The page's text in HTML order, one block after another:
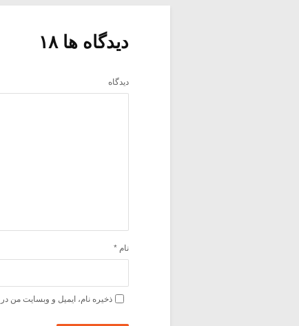
دیدگاه ها ۱۸
دیدگاه
نام *
ذخیره نام، ایمیل و وبسایت من